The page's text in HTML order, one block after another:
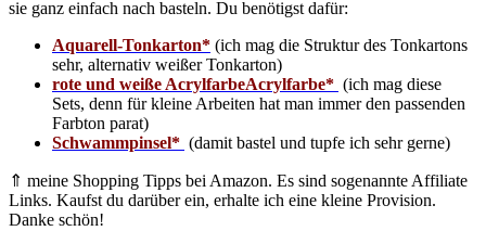
sie ganz einfach nach basteln. Du benötigst dafür:
Aquarell-Tonkarton* (ich mag die Struktur des Tonkartons
sehr, alternativ weißer Tonkarton)
rote und weiße AcrylfarbeAcrylfarbe* (ich mag diese
Sets, denn für kleine Arbeiten hat man immer den passenden
Farbton parat)
Schwammpinsel* (damit bastel und tupfe ich sehr gerne)
⇑ meine Shopping Tipps bei Amazon. Es sind sogenannte Affiliate
Links. Kaufst du darüber ein, erhalte ich eine kleine Provision.
Danke schön!